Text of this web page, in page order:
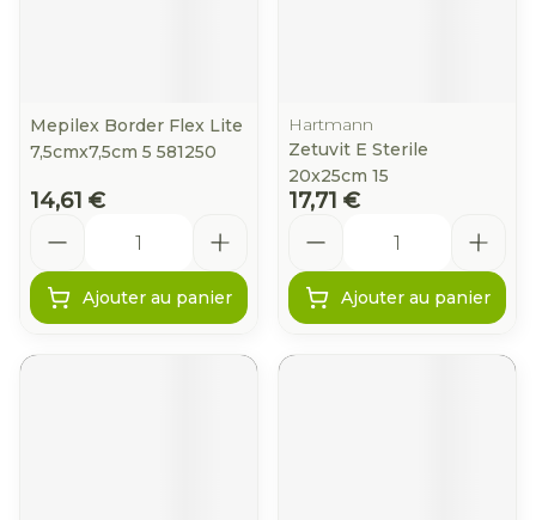
Mepilex Border Flex Lite
7,5cmx7,5cm 5 581250
14,61 €
Ajouter au panier
Hartmann
Zetuvit E Sterile
20x25cm 15
17,71 €
Ajouter au panier